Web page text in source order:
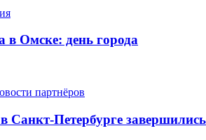
в Омске: день города
партнёров
Санкт-Петербурге